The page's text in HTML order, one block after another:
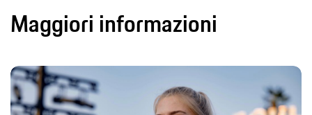
Maggiori informazioni